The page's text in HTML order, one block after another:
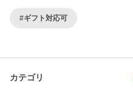
#ギフト対応可
カテゴリ